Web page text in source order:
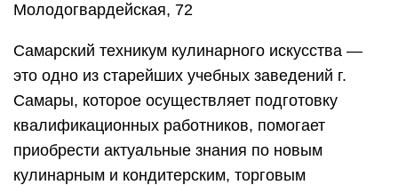
Молодогвардейская, 72
Самарский техникум кулинарного искусства —
это одно из старейших учебных заведений г.
Самары, которое осуществляет подготовку
квалификационных работников, помогает
приобрести актуальные знания по новым
кулинарным и кондитерским, торговым